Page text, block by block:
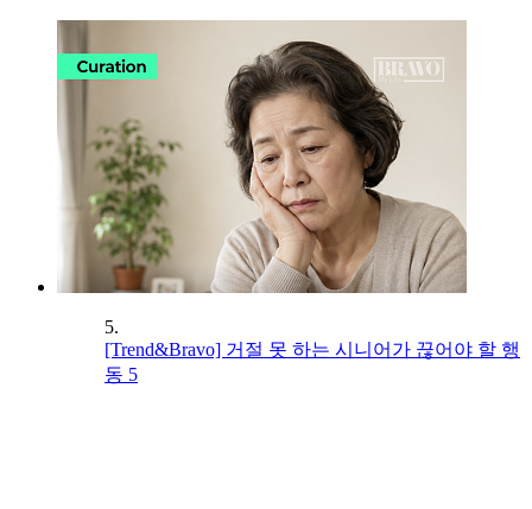
5.
[Trend&Bravo] 거절 못 하는 시니어가 끊어야 할 행
동 5